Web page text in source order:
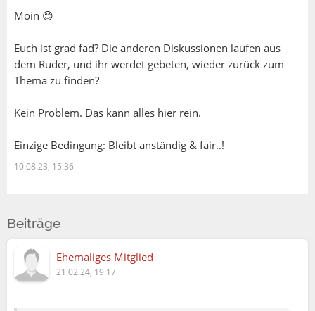
Moin 😊
Euch ist grad fad? Die anderen Diskussionen laufen aus
dem Ruder, und ihr werdet gebeten, wieder zurück zum
Thema zu finden?
Kein Problem. Das kann alles hier rein.
Einzige Bedingung: Bleibt anständig & fair..!
10.08.23, 15:36
Beiträge
Ehemaliges Mitglied
21.02.24, 19:17
WhoCares:
erinner mich bitte das ich im forum in zukunft
keine witze oder ähnliches über dich mache,
bzw es gleich wieder lösche.